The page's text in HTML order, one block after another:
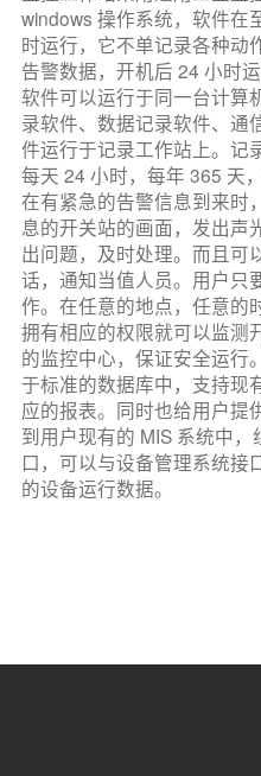
windows 操作系统，软件在
时运行，它不单记录各种动
告警数据，开机后 24 小时
软件可以运行于同一台计算
录软件、数据记录软件、通
件运行于记录工作站上。记
每天 24 小时，每年 365 天
在有紧急的告警信息到来时
息的开关站的画面，发出声
出问题，及时处理。而且可
话，通知当值人员。用户只
作。在任意的地点，任意的
拥有相应的权限就可以监测
的监控中心，保证安全运行
于标准的数据库中，支持现
应的报表。同时也给用户提
到用户现有的 MIS 系统中
口，可以与设备管理系统接
的设备运行数据。